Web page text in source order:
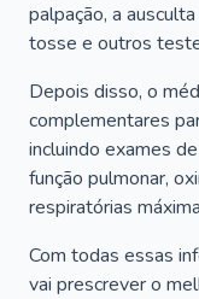
palpação, a
tosse e outros
Depois disso, o
complementares
incluindo exames
função pulmonar,
respiratórias
Com todas essas
vai prescrever o